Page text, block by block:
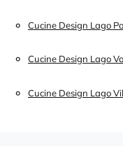
Cucine Design Lago
Cucine Design Lago
Cucine Design Lago